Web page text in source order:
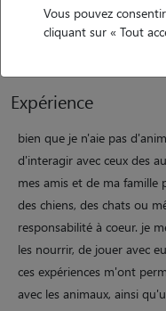
point il est important
à la personne qui s'occupe
Expérience
bien que je n'aie pas
d'interagir avec ceux des
mes amis et de ma famille
des chiens, des chats ou
responsabilité à coeur. je
les nourrir, de jouer avec
ces expériences m'ont
avec les animaux, ainsi
Vous pouvez
cliquant sur « Tout